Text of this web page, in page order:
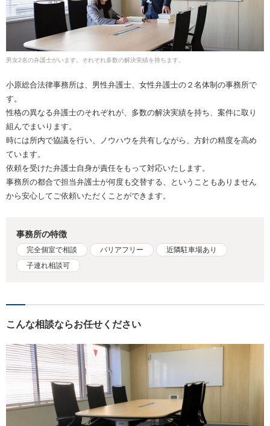
男女2名の弁護士がいます。それぞれ多数の解決実績を持ちます。
小原総合法律事務所は、男性弁護士、女性弁護士の２名体制の事務所で
す。
性格の異なる弁護士のそれぞれが、多数の解決実績を持ち、案件に取り
組んでまいります。
時には所内で協議を行い、ノウハウを共有しながら、方針の精度を高め
ています。
依頼を受けた弁護士自身が責任をもって対応いたします。
事務所の都合で担当弁護士が何度も交替する、ということもありません
から安心してご依頼いただくことができます。
事務所の特徴
完全個室で相談 バリアフリー
近隣駐車場あり
子連れ相談可
こんな相談ならお任せください